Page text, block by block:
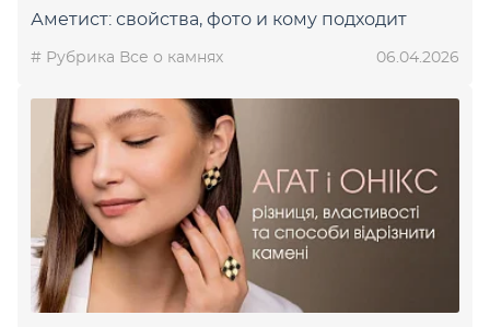
Аметист: свойства, фото и кому подходит
# Рубрика Все о камнях 06.04.2026